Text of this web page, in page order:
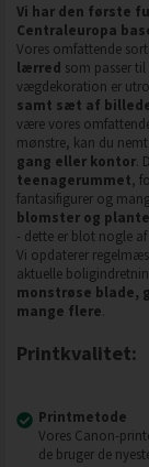
Vi har den første
Centraleuropa
Vores omfattende
lærred som passer
vægdekoration er
samt sæt af
være vores
mønstre, kan du
gang eller kontor.
teenagerummet,
fantasifigurer og
blomster og
- dette er blot nogle
Vi opdaterer
aktuelle
monstrøse blade,
mange flere.
Printkvalitet:
Printmetode
Vores Canon-
de bruger de